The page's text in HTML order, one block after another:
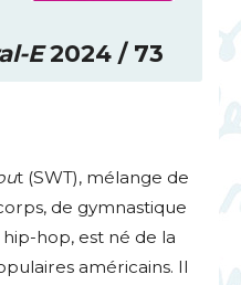
E2024 / 73
t (SWT), mélange de
de gymnastique
hop, est né de la
américains. Il